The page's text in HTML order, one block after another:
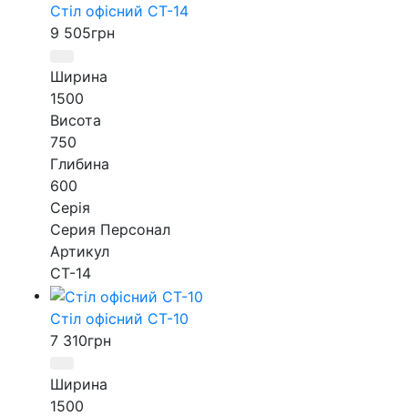
Стіл офісний СТ-14
9 505грн
Ширина
1500
Висота
750
Глибина
600
Серія
Серия Персонал
Артикул
СТ-14
Стіл офісний СТ-10
7 310грн
Ширина
1500